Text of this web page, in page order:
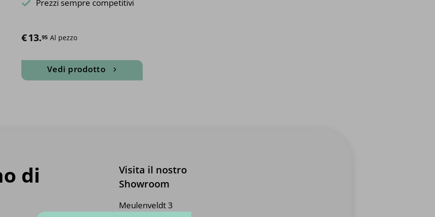
Prezzi sempre competitivi
€13.95 Al pezzo
Vedi prodotto
possono
essere
scelte
pagina
di
Visita il nostro
Showroom
Meulenveldt 3